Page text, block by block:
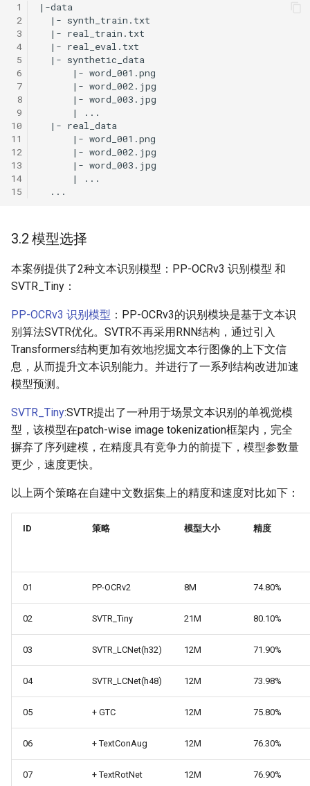
1
2
3
4
5
6
7
8
9
10
11
12
13
14
15
3.2 模型选择
本案例提供了2种文本识别模型：PP-OCRv3 识别模型 和
SVTR_Tiny：
PP-OCRv3 识别模型 ：PP-OCRv3的识别模块是基于文本识
别算法SVTR优化。SVTR不再采用RNN结构，通过引入
Transformers结构更加有效地挖掘文本行图像的上下文信
息，从而提升文本识别能力。并进行了一系列结构改进加速
模型预测。
SVTR_Tiny:SVTR提出了一种用于场景文本识别的单视觉模
型，该模型在patch-wise image tokenization框架内，完全
摒弃了序列建模，在精度具有竞争力的前提下，模型参数量
更少，速度更快。
以上两个策略在自建中文数据集上的精度和速度对比如下：
ID 策略 模型大小 精度
01 PP-OCRv2 8M 74.80%
02 SVTR_Tiny 21M 80.10%
03 SVTR_LCNet(h32) 12M 71.90%
04 SVTR_LCNet(h48) 12M 73.98%
05 + GTC 12M 75.80%
06 + TextConAug 12M 76.30%
07 + TextRotNet 12M 76.90%